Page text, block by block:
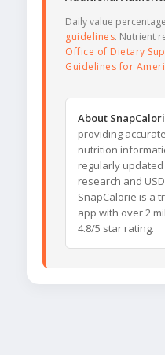
Daily value
guidelines. Nutrient
Office of Dietary
Guidelines for
About
providing
nutrition
regularly
research and
SnapCalorie is a
app with over 2
4.8/5 star rating.